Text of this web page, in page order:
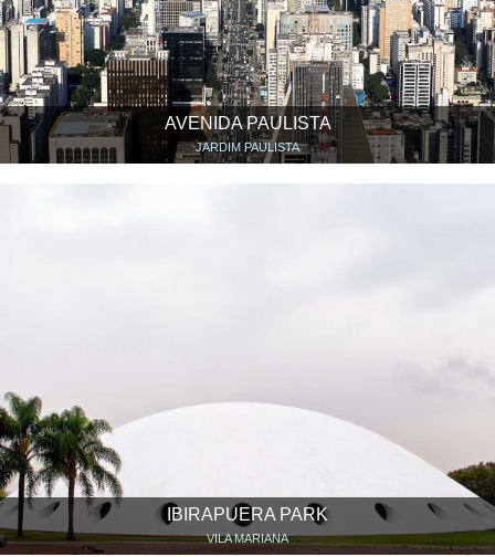
AVENIDA PAULISTA
JARDIM PAULISTA
IBIRAPUERA PARK
VILA MARIANA